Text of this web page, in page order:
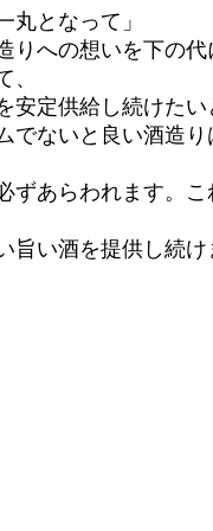
丸となって」
りへの想いを下の
、
安定供給し続けたい
でないと良い酒造
ずあらわれます。
旨い酒を提供し続け